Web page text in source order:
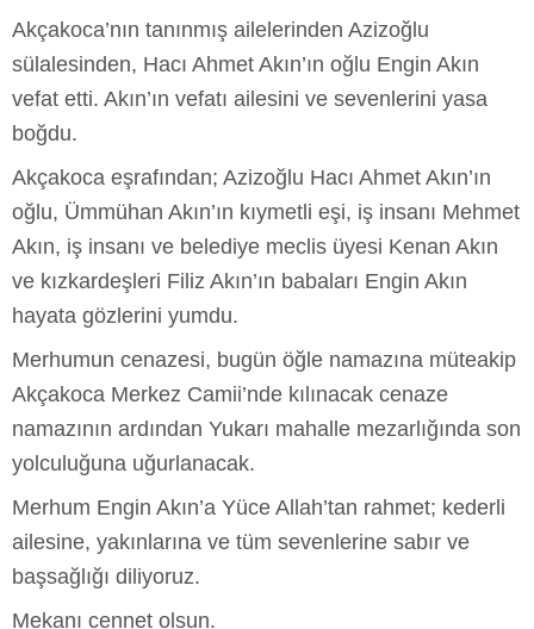
​Akçakoca’nın tanınmış ailelerinden Azizoğlu
sülalesinden, Hacı Ahmet Akın’ın oğlu Engin Akın
vefat etti. Akın’ın vefatı ailesini ve sevenlerini yasa
boğdu.
​Akçakoca eşrafından; Azizoğlu Hacı Ahmet Akın’ın
oğlu, Ümmühan Akın’ın kıymetli eşi, iş insanı Mehmet
Akın, iş insanı ve belediye meclis üyesi Kenan Akın
ve kızkardeşleri Filiz Akın’ın babaları Engin Akın
hayata gözlerini yumdu.
​Merhumun cenazesi, bugün öğle namazına müteakip
Akçakoca Merkez Camii’nde kılınacak cenaze
namazının ardından Yukarı mahalle mezarlığında son
yolculuğuna uğurlanacak.
Merhum Engin Akın’a Yüce Allah’tan rahmet; kederli
ailesine, yakınlarına ve tüm sevenlerine sabır ve
başsağlığı diliyoruz.
Mekanı cennet olsun.